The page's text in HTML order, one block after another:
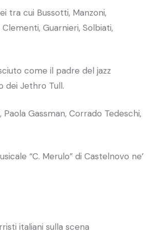
tra cui Bussotti, Manzoni,
Guarnieri, Solbiati,
come il padre del jazz
dei Jethro Tull.
Gassman, Corrado Tedeschi,
“C. Merulo” di Castelnovo ne’
italiani sulla scena